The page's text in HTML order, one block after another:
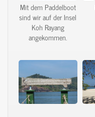
Mit dem Paddelboot
sind wir auf der Insel
Koh Rayang
angekommen.